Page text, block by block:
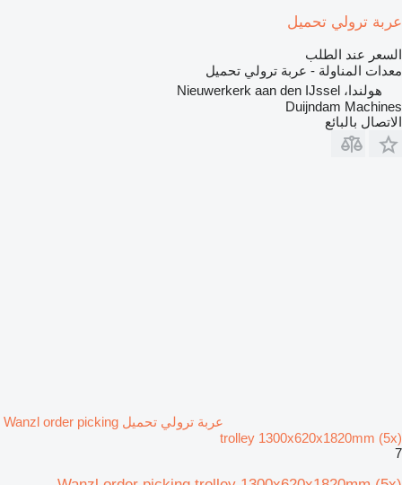
عربة ترولي تحميل
السعر عند الطلب
معدات المناولة - عربة ترولي تحميل
هولندا، Nieuwerkerk aan den IJssel
Duijndam Machines
الاتصال بالبائع
عربة ترولي تحميل Wanzl order picking
trolley 1300x620x1820mm (5x)
7